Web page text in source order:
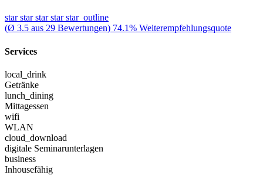
star star star star star_outline
(Ø 3.5 aus 29 Bewertungen) 74.1% Weiterempfehlungsquote
Services
local_drink
Getränke
lunch_dining
Mittagessen
wifi
WLAN
cloud_download
digitale Seminarunterlagen
business
Inhousefähig